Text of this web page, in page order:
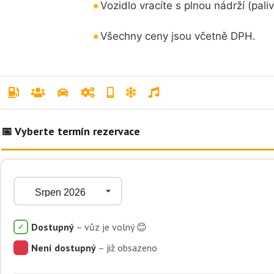
Vozidlo vracíte s plnou nádrží
Všechny ceny jsou včetně DPH.
Dostupný
Není dostupný